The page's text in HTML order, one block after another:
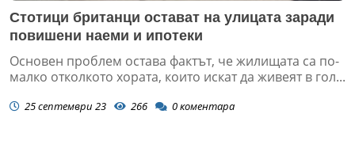
Стотици британци остават на улицата заради
повишени наеми и ипотеки
Основен проблем остава фактът, че жилищата са по-
малко отколкото хората, които искат да живеят в гол...
25 септември 23 266 0коментара